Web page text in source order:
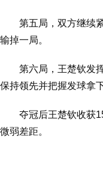
第五局，双方继续
输掉一局。
第六局，王楚钦发
保持领先并把握发球拿
夺冠后王楚钦收获
微弱差距。